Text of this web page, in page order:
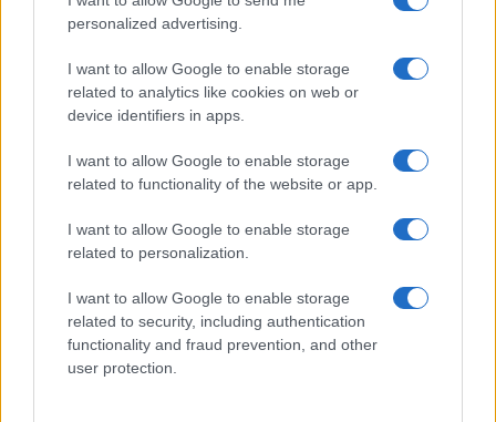
personalized advertising.
I want to allow Google to enable storage
related to analytics like cookies on web or
device identifiers in apps.
I want to allow Google to enable storage
related to functionality of the website or app.
I want to allow Google to enable storage
related to personalization.
I want to allow Google to enable storage
related to security, including authentication
functionality and fraud prevention, and other
user protection.
Beneficios de la sandía para viajeros en climas cálidos
Diego Herrera · 2 Ago 2026